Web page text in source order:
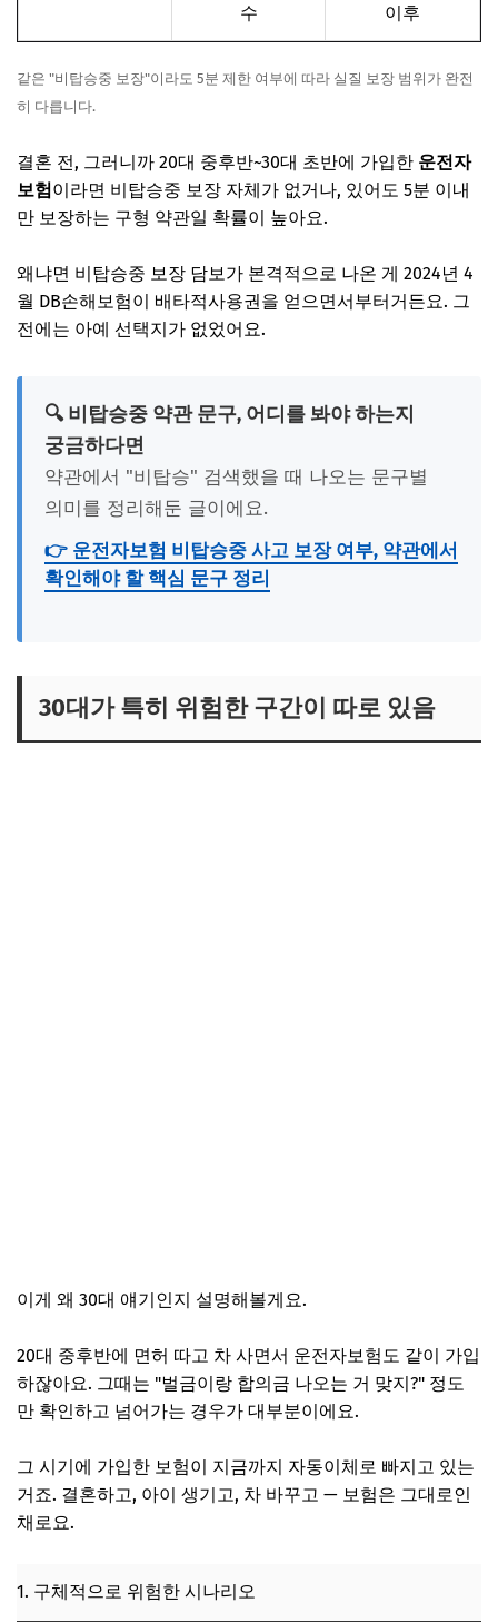
수
이후
같은 "비탑승중 보장"이라도 5분 제한 여부에 따라 실질 보장 범위가 완전
히 다릅니다.
결혼 전, 그러니까 20대 중후반~30대 초반에 가입한 운전자
보험이라면 비탑승중 보장 자체가 없거나, 있어도 5분 이내
만 보장하는 구형 약관일 확률이 높아요.
왜냐면 비탑승중 보장 담보가 본격적으로 나온 게 2024년 4
월 DB손해보험이 배타적사용권을 얻으면서부터거든요. 그
전에는 아예 선택지가 없었어요.
🔍 비탑승중 약관 문구, 어디를 봐야 하는지
궁금하다면
약관에서 "비탑승" 검색했을 때 나오는 문구별
의미를 정리해둔 글이에요.
👉 운전자보험 비탑승중 사고 보장 여부, 약관에서
확인해야 할 핵심 문구 정리
30대가 특히 위험한 구간이 따로 있음
이게 왜 30대 얘기인지 설명해볼게요.
20대 중후반에 면허 따고 차 사면서 운전자보험도 같이 가입
하잖아요. 그때는 "벌금이랑 합의금 나오는 거 맞지?" 정도
만 확인하고 넘어가는 경우가 대부분이에요.
그 시기에 가입한 보험이 지금까지 자동이체로 빠지고 있는
거죠. 결혼하고, 아이 생기고, 차 바꾸고 — 보험은 그대로인
채로요.
1. 구체적으로 위험한 시나리오